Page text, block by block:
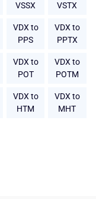
VSSX
VSTX
VDX to
PPS
VDX to
PPTX
VDX to
POT
VDX to
POTM
VDX to
HTM
VDX to
MHT